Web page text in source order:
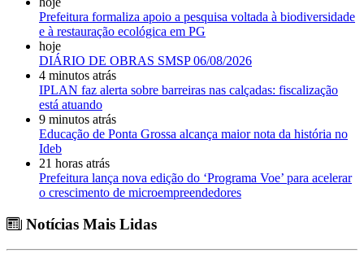
Prefeitura formaliza apoio a pesquisa voltada à biodiversidade
e à restauração ecológica em PG
hoje
DIÁRIO DE OBRAS SMSP 06/08/2026
4 minutos atrás
IPLAN faz alerta sobre barreiras nas calçadas: fiscalização
está atuando
9 minutos atrás
Educação de Ponta Grossa alcança maior nota da história no
Ideb
21 horas atrás
Prefeitura lança nova edição do ‘Programa Voe’ para acelerar
o crescimento de microempreendedores
Notícias Mais Lidas